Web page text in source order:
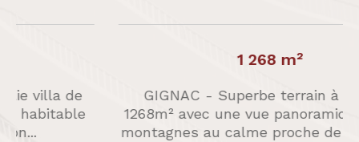
CLERMONT L'HÉRAULT, proche du centre
ville, joli terrain à bâtir, viabilisé, d'une
superficie de 576m², situé dans...